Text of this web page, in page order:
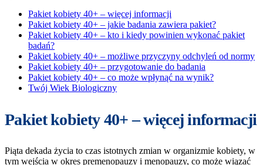
Pakiet kobiety 40+ – więcej informacji
Pakiet kobiety 40+ – jakie badania zawiera pakiet?
Pakiet kobiety 40+ – kto i kiedy powinien wykonać pakiet
badań?
Pakiet kobiety 40+ – możliwe przyczyny odchyleń od normy
Pakiet kobiety 40+ – przygotowanie do badania
Pakiet kobiety 40+ – co może wpłynąć na wynik?
Twój Wiek Biologiczny
Pakiet kobiety 40+ – więcej informacji
Piąta dekada życia to czas istotnych zmian w organizmie kobiety, w
tym wejścia w okres premenopauzy i menopauzy, co może wiązać